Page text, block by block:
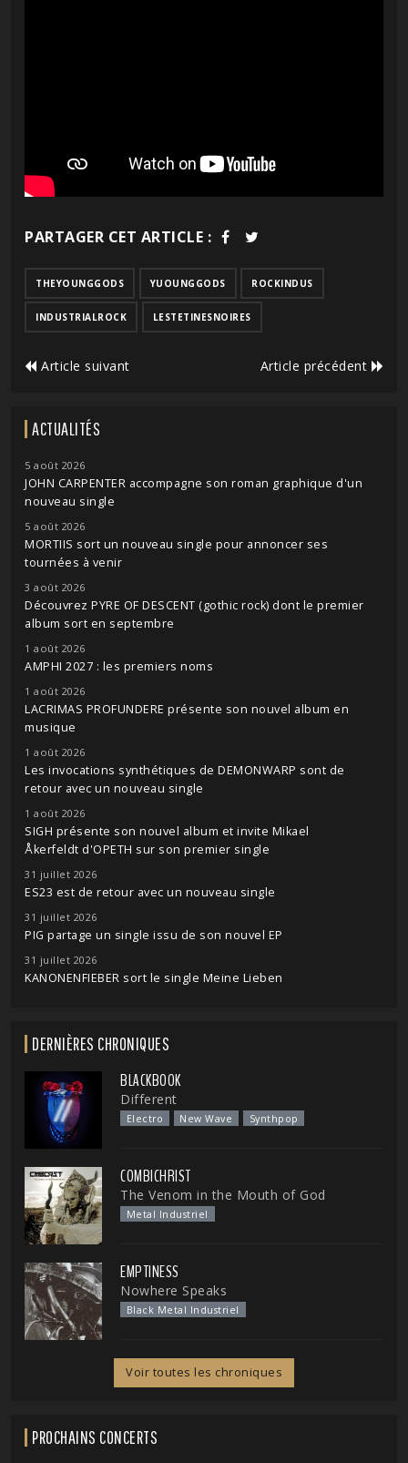
PARTAGER CET ARTICLE :
THEYOUNGGODS YUOUNGGODS ROCKINDUS
INDUSTRIALROCK LESTETINESNOIRES
Article suivant Article précédent
ACTUALITÉS
5 août 2026
JOHN CARPENTER accompagne son roman graphique d'un
nouveau single
5 août 2026
MORTIIS sort un nouveau single pour annoncer ses
tournées à venir
3 août 2026
Découvrez PYRE OF DESCENT (gothic rock) dont le premier
album sort en septembre
1 août 2026
AMPHI 2027 : les premiers noms
1 août 2026
LACRIMAS PROFUNDERE présente son nouvel album en
musique
1 août 2026
Les invocations synthétiques de DEMONWARP sont de
retour avec un nouveau single
1 août 2026
SIGH présente son nouvel album et invite Mikael
Åkerfeldt d'OPETH sur son premier single
31 juillet 2026
ES23 est de retour avec un nouveau single
31 juillet 2026
PIG partage un single issu de son nouvel EP
31 juillet 2026
KANONENFIEBER sort le single Meine Lieben
DERNIÈRES CHRONIQUES
BLACKBOOK
Different
Electro New Wave Synthpop
COMBICHRIST
The Venom in the Mouth of God
Metal Industriel
EMPTINESS
Nowhere Speaks
Black Metal Industriel
Voir toutes les chroniques
PROCHAINS CONCERTS